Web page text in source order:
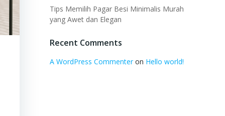
Tips Memilih Pagar Besi Minimalis Murah
yang Awet dan Elegan
Recent Comments
A WordPress Commenteron Hello world!